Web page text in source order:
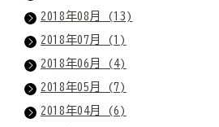
2018年08月 (13)
2018年07月 (1)
2018年06月 (4)
2018年05月 (7)
2018年04月 (6)